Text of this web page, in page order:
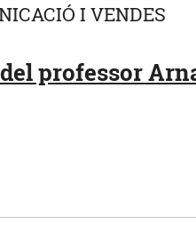
I VENDES
professor